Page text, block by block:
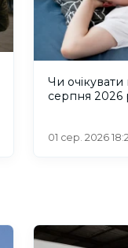
Чи очікувати
серпня 2026
01 сер. 2026